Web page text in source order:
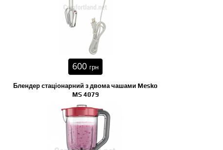
600 грн
Блендер стаціонарний з двома чашами Mesko
MS 4079